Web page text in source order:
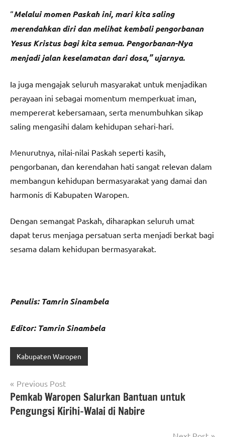
“Melalui momen Paskah ini, mari kita saling
merendahkan diri dan melihat kembali pengorbanan
Yesus Kristus bagi kita semua. Pengorbanan-Nya
menjadi jalan keselamatan dari dosa,” ujarnya.
Ia juga mengajak seluruh masyarakat untuk menjadikan
perayaan ini sebagai momentum memperkuat iman,
mempererat kebersamaan, serta menumbuhkan sikap
saling mengasihi dalam kehidupan sehari-hari.
Menurutnya, nilai-nilai Paskah seperti kasih,
pengorbanan, dan kerendahan hati sangat relevan dalam
membangun kehidupan bermasyarakat yang damai dan
harmonis di Kabupaten Waropen.
Dengan semangat Paskah, diharapkan seluruh umat
dapat terus menjaga persatuan serta menjadi berkat bagi
sesama dalam kehidupan bermasyarakat.
Penulis: Tamrin Sinambela
Editor: Tamrin Sinambela
Kabupaten Waropen
Navigasi
pos
Previous Post
Pemkab Waropen Salurkan Bantuan untuk
Pengungsi Kirihi–Walai di Nabire